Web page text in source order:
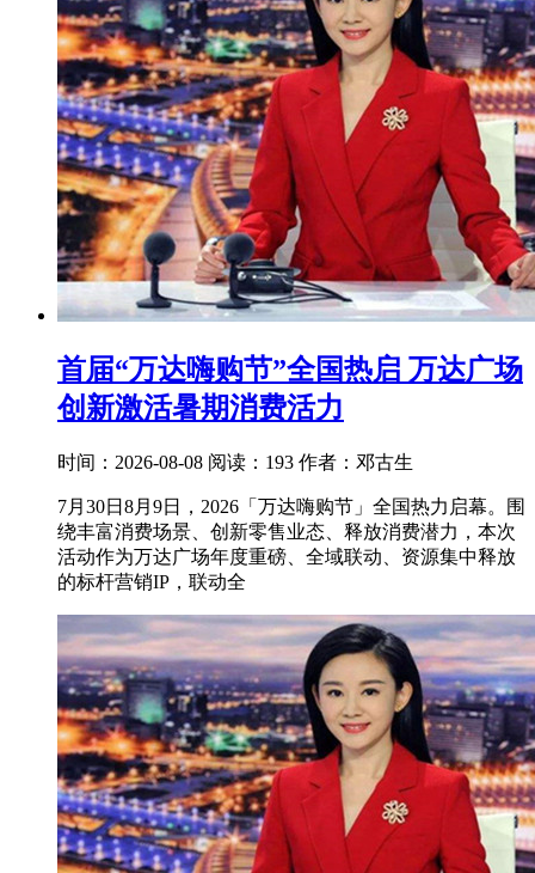
首届“万达嗨购节”全国热启 万达广场
创新激活暑期消费活力
时间：2026-08-08 阅读：193 作者：邓古生
7月30日8月9日，2026「万达嗨购节」全国热力启幕。围
绕丰富消费场景、创新零售业态、释放消费潜力，本次
活动作为万达广场年度重磅、全域联动、资源集中释放
的标杆营销IP，联动全